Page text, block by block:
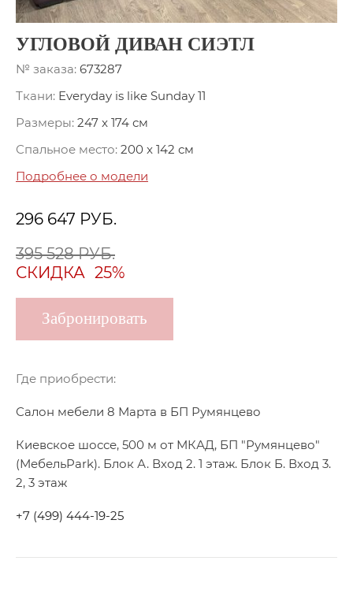
УГЛОВОЙ ДИВАН СИЭТЛ
№ заказа: 673287
Ткани: Everyday is like Sunday 11
Размеры: 247 x 174 см
Спальное место: 200 x 142 см
Подробнее о модели
296 647 РУБ.
395 528 РУБ.
СКИДКА 25%
Забронировать
Где приобрести:
Салон мебели 8 Марта в БП Румянцево
Киевское шоссе, 500 м от МКАД, БП "Румянцево"
(МебельPark). Блок А. Вход 2. 1 этаж. Блок Б. Вход 3.
2, 3 этаж
+7 (499) 444-19-25